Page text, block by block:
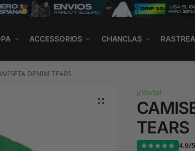
ACCESSORIOS CHANCLAS
DENIM TEARS
¡Oferta!
TEARS
4.9/5